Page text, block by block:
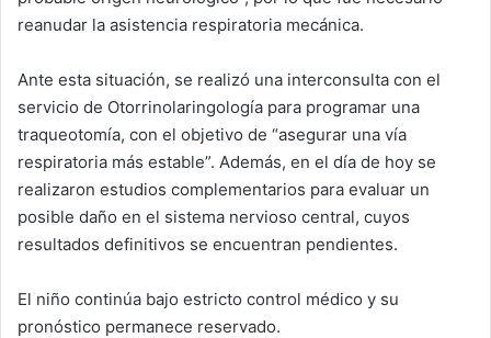
reanudar la asistencia respiratoria mecánica.
Ante esta situación, se realizó una interconsulta con el
servicio de Otorrinolaringología para programar una
traqueotomía, con el objetivo de “asegurar una vía
respiratoria más estable”. Además, en el día de hoy se
realizaron estudios complementarios para evaluar un
posible daño en el sistema nervioso central, cuyos
resultados definitivos se encuentran pendientes.
El niño continúa bajo estricto control médico y su
pronóstico permanece reservado.